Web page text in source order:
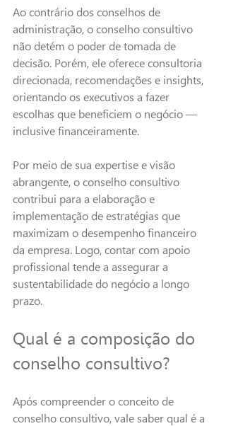
Ao contrário dos conselhos de
administração, o conselho consultivo
não detém o poder de tomada de
decisão. Porém, ele oferece consultoria
direcionada, recomendações e insights,
orientando os executivos a fazer
escolhas que beneficiem o negócio —
inclusive financeiramente.
Por meio de sua expertise e visão
abrangente, o conselho consultivo
contribui para a elaboração e
implementação de estratégias que
maximizam o desempenho financeiro
da empresa. Logo, contar com apoio
profissional tende a assegurar a
sustentabilidade do negócio a longo
prazo.
Qual é a composição do
conselho consultivo?
Após compreender o conceito de
conselho consultivo, vale saber qual é a